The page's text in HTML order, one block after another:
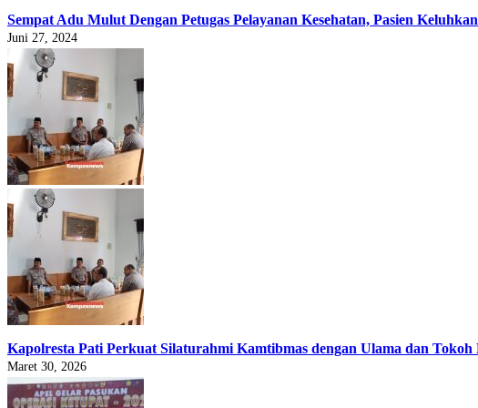
Sempat Adu Mulut Dengan Petugas Pelayanan Kesehatan, Pasien
Juni 27, 2024
Kapolresta Pati Perkuat Silaturahmi Kamtibmas dengan Ulama dan Tokoh
Maret 30, 2026